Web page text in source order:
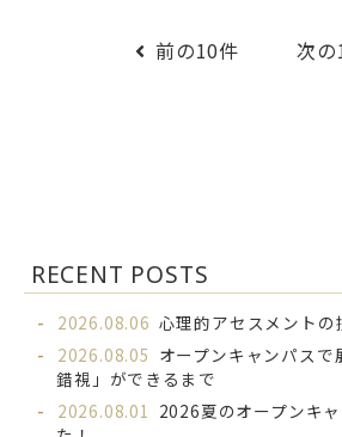
前の10件 次
RECENT POSTS
2026.08.06 心理的アセスメント
2026.08.05 オープンキャンパス
錯視」ができるまで
2026.08.01 2026夏のオープンキ